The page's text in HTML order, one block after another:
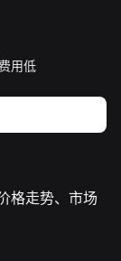
用低
格走势、市场